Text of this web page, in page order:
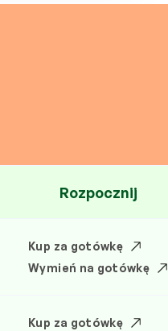
Rozpocznij
Kup za gotówkę
Wymień na gotówkę
Kup za gotówkę